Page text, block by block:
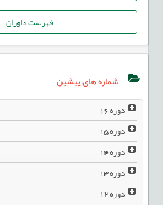
فهرست داوران
شماره های پیشین
دوره16
دوره15
دوره14
دوره13
دوره12